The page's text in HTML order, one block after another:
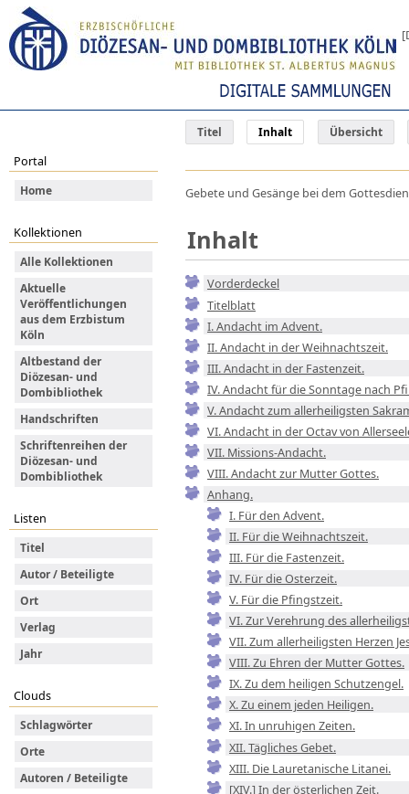
Titel Inhalt Übersicht
Portal
Home
Kollektionen
Alle Kollektionen
Aktuelle
Veröffentlichungen
aus dem Erzbistum
Köln
Altbestand der
Diözesan- und
Dombibliothek
Handschriften
Schriftenreihen der
Diözesan- und
Dombibliothek
Listen
Titel
Autor / Beteiligte
Ort
Verlag
Jahr
Clouds
Schlagwörter
Orte
Autoren / Beteiligte
Gebete und Gesänge bei dem
Inhalt
Vorderdeckel
Titelblatt
I. Andacht im Advent.
II. Andacht in der Weihnachtszeit.
III. Andacht in der Fastenzeit.
IV. Andacht für die Sonntage nach
V. Andacht zum allerheiligsten
VI. Andacht in der Octav von
VII. Missions-Andacht.
VIII. Andacht zur Mutter Gottes.
Anhang.
I. Für den Advent.
II. Für die Weihnachtszeit.
III. Für die Fastenzeit.
IV. Für die Osterzeit.
V. Für die Pfingstzeit.
VI. Zur Verehrung des
VII. Zum allerheiligsten Herzen
VIII. Zu Ehren der Mutter Gottes.
IX. Zu dem heiligen Schutzengel.
X. Zu einem jeden Heiligen.
XI. In unruhigen Zeiten.
XII. Tägliches Gebet.
XIII. Die Lauretanische Litanei.
[XIV.] In der österlichen Zeit.